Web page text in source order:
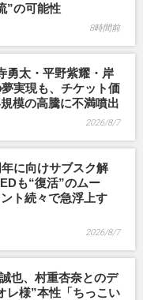
”の可能性
8時間前
勇太・平野紫耀・岸
実現も、チケット価
模の高騰に不満噴出
2026/8/7
年に向けサブスク解
も“復活”のムー
ト続々で急浮上す
2026/8/7
也、村重杏奈とのデ
レ様”本性「ちっこい